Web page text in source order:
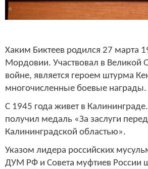
Хаким Биктеев родился 27 марта
Мордовии. Участвовал в Великой
войне, является героем штурма
многочисленные боевые награды.
С 1945 года живет в
получил медаль «За заслуги перед
Калининградской областью».
Указом лидера российских
ДУМ РФ и Совета муфтиев России